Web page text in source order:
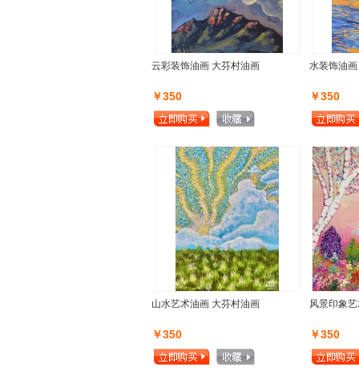
云彩装饰油画 大芬村油画
￥350
水装饰油
￥350
山水艺术油画 大芬村油画
￥350
风景印象
￥350